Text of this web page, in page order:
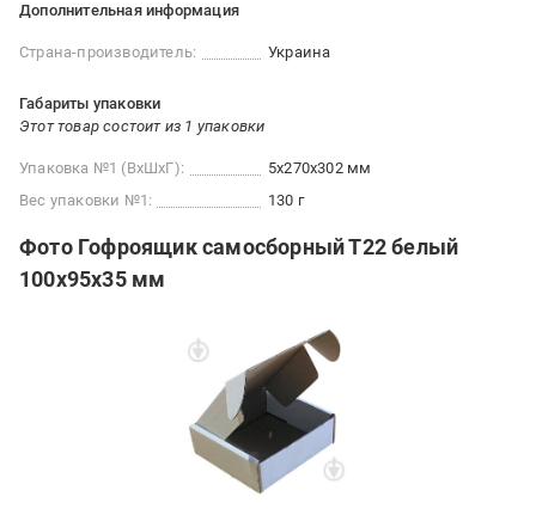
Дополнительная информация
Страна-производитель: Украина
Габариты упаковки
Этот товар состоит из 1 упаковки
Упаковка №1 (ВхШхГ):
5x270x302 мм
Вес упаковки №1:
130 г
Фото Гофроящик самосборный Т22 белый
100x95x35 мм